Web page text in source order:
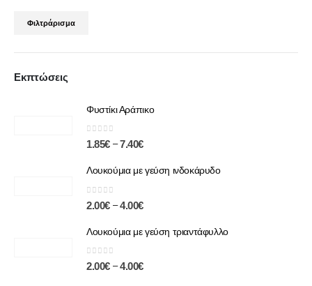
Φιλτράρισμα
Εκπτώσεις
Φυστίκι Αράπικο
0 out of 5
1.85€ – 7.40€
Λουκούμια με γεύση ινδοκάρυδο
0out of 5
2.00€ – 4.00€
Λουκούμια με γεύση τριαντάφυλλο
0out of 5
2.00€ – 4.00€